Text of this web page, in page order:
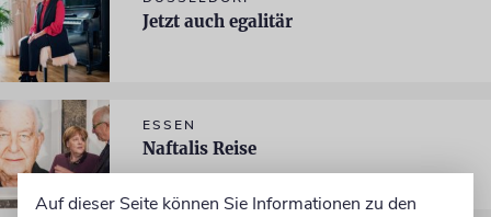
Jetzt auch egalitär
ESSEN
Naftalis Reise
Auf dieser Seite können Sie Informationen zu den